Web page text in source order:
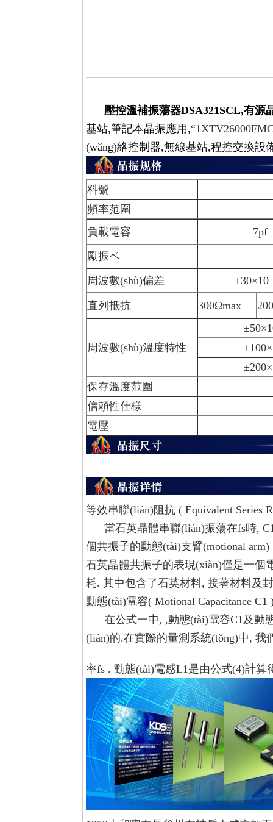
壓控溫補振蕩器DSA321SCL,有源
基站,筆記本晶振應用,
(wǎng)絡控制器,無線基站,程控交換設
料號
頻率范圍
負載電容
7pf 8pf
勵振ベ
周波數(shù)偏差
直列抵抗 300Ωmax
周波數(shù)溫度特性
±50×10−6/
保存溫度范圍
信頼性仕様
電壓
等效串聯(lián)阻抗 ( Equivalent Series
當石英晶體串聯(lián)振蕩在fs時,
個共振子的動態(tài)支臂(motional
石英晶體共振子的表現(xiàn)僅是一個
耗. 其中包含了石英材料, 接著材料及
動態(tài)電容( Motional Capacitance
在公式一中, ,動態(tài)電容C1及動
(lián)的.在實際的量測系統(tǒng)中, 我
率fs . 動態(tài)電感L1是由公式(4)計算